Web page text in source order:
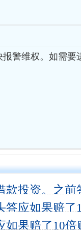
警维权。如需要
款投资。之
答应如果赔了
如果赔了10